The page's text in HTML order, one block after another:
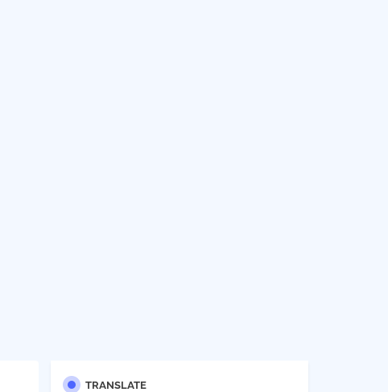
TRANSLATE